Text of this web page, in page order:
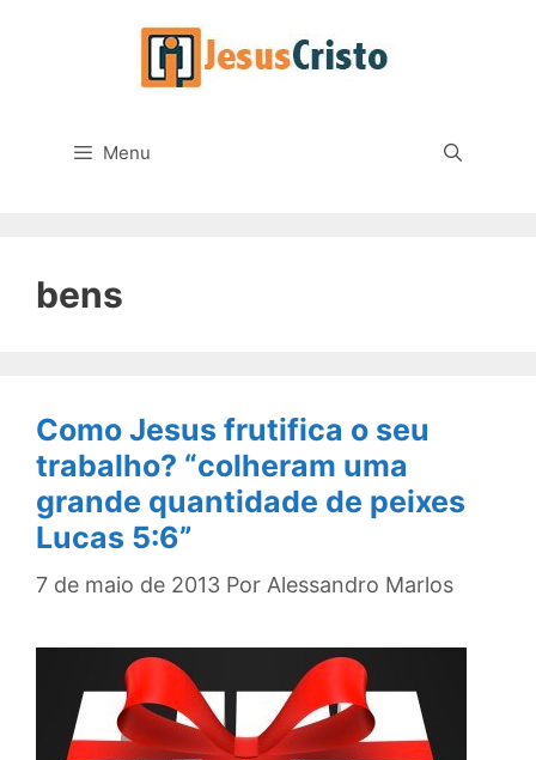
Menu
bens
Como Jesus frutifica o seu
trabalho? “colheram uma
grande quantidade de peixes
Lucas 5:6”
7 de maio de 2013 Por Alessandro Marlos